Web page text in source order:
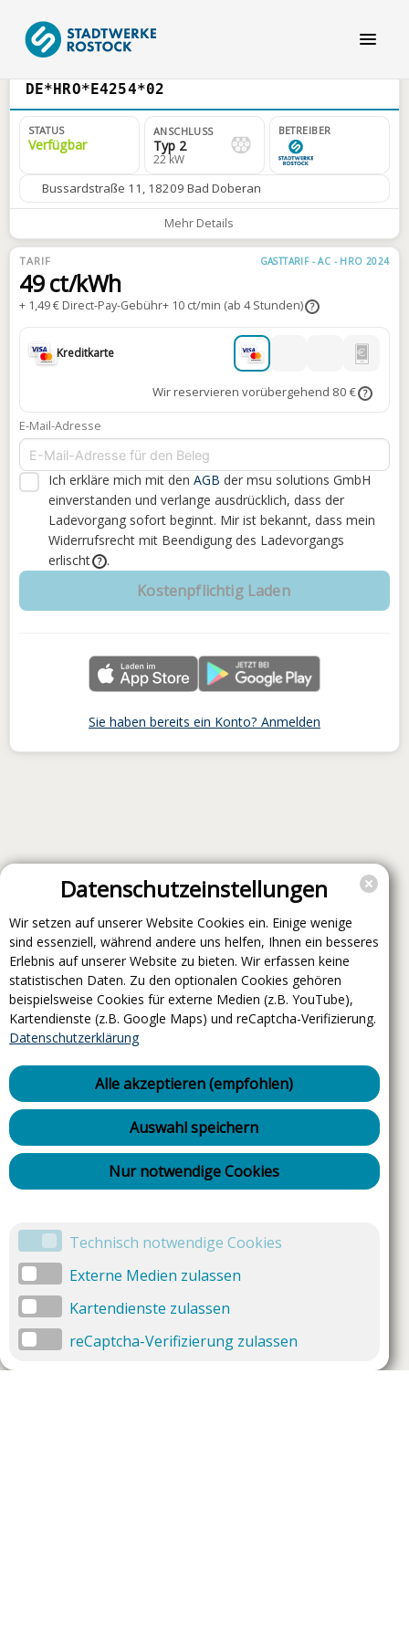
DE*HRO*E4254*02
STATUS
Verfügbar
ANSCHLUSS
Typ 2
22 kW
BETREIBER
Bussardstraße 11, 18209 Bad Doberan
Mehr Details
TARIF GASTTARIF - AC - HRO 2024
49 ct/kWh
+ 1,49 € Direct-Pay-Gebühr+ 10 ct/min (ab 4 Stunden) ?
Kreditkarte
Wir reservieren vorübergehend 80 € ?
E-Mail-Adresse
Ich erkläre mich mit den AGB der msu solutions GmbH
einverstanden und verlange ausdrücklich, dass der
Ladevorgang sofort beginnt. Mir ist bekannt, dass mein
Widerrufsrecht mit Beendigung des Ladevorgangs
erlischt
? .
Kostenpflichtig Laden
Sie haben bereits ein Konto? Anmelden
Datenschutzeinstellungen
Wir setzen auf unserer Website Cookies ein. Einige wenige
sind essenziell, während andere uns helfen, Ihnen ein besseres
Erlebnis auf unserer Website zu bieten. Wir erfassen keine
statistischen Daten. Zu den optionalen Cookies gehören
beispielsweise Cookies für externe Medien (z.B. YouTube),
Kartendienste (z.B. Google Maps) und reCaptcha-Verifizierung.
Datenschutzerklärung
Alle akzeptieren (empfohlen)
Auswahl speichern
Nur notwendige Cookies
Technisch notwendige Cookies
Externe Medien zulassen
Kartendienste zulassen
reCaptcha-Verifizierung zulassen